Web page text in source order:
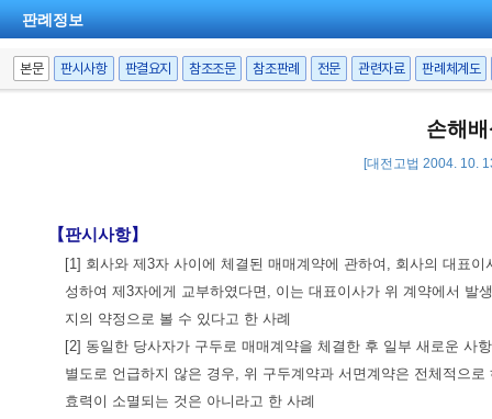
판례정보
본문 판시사항 판결요지 참조조문 참조판례 전문 관련자료 판례체계도
손해
[대전고법 2004. 10.
【판시사항】
[1] 회사와 제3자 사이에 체결된 매매계약에 관하여, 회사의 대표
성하여 제3자에게 교부하였다면, 이는 대표이사가 위 계약에서
지의 약정으로 볼 수 있다고 한 사례
[2] 동일한 당사자가 구두로 매매계약을 체결한 후 일부 새로운 사
별도로 언급하지 않은 경우, 위 구두계약과 서면계약은 전체적으
효력이 소멸되는 것은 아니라고 한 사례